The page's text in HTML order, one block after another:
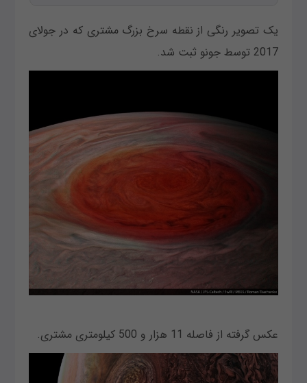
یک تصویر رنگی از نقطه سرخ بزرگ مشتری که در جولای
2017 توسط جونو ثبت شد.
عکس گرفته از فاصله 11 هزار و 500 کیلومتری مشتری.